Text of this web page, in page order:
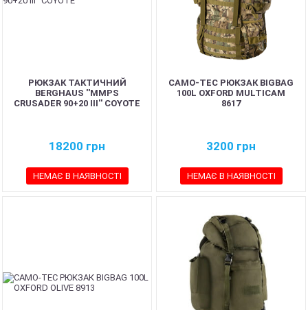
РЮКЗАК ТАКТИЧНИЙ
BERGHAUS ''MMPS
CRUSADER 90+20 III'' COYOTE
18200 грн
НЕМАЄ В НАЯВНОСТІ
CAMO-TEC РЮКЗАК BIGBAG
100L OXFORD MULTICAM
8617
3200 грн
НЕМАЄ В НАЯВНОСТІ